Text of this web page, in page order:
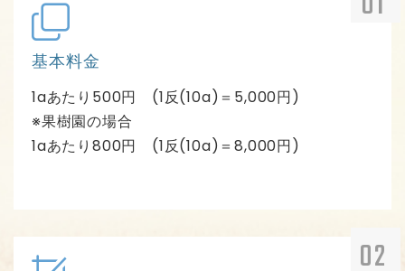
基本料金
1aあたり500円 (1反(10a)＝5,000円)
※果樹園の場合
1aあたり800円 (1反(10a)＝8,000円)